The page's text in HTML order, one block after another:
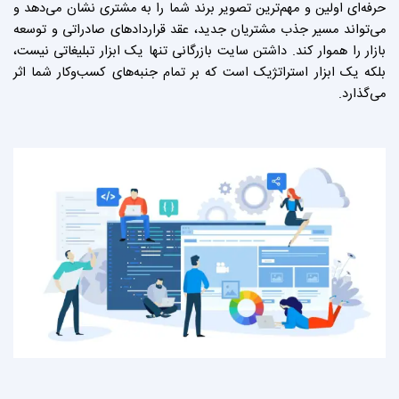
حرفه‌ای اولین و مهم‌ترین تصویر برند شما را به مشتری نشان می‌دهد و
می‌تواند مسیر جذب مشتریان جدید، عقد قراردادهای صادراتی و توسعه
بازار را هموار کند. داشتن سایت بازرگانی تنها یک ابزار تبلیغاتی نیست،
بلکه یک ابزار استراتژیک است که بر تمام جنبه‌های کسب‌وکار شما اثر
می‌گذارد.